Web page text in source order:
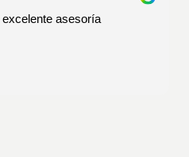
asesoría